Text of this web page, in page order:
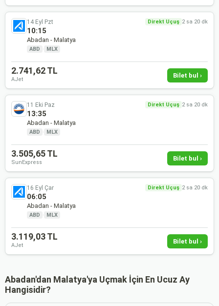
14 Eyl Pzt Direkt Uçuş 2 sa 20 dk
10:15
Abadan - Malatya
ABD · MLX
2.741,62 TL
AJet
Bilet bul ›
11 Eki Paz Direkt Uçuş 2 sa 20 dk
13:35
Abadan - Malatya
ABD · MLX
3.505,65 TL
SunExpress
Bilet bul ›
16 Eyl Çar Direkt Uçuş 2 sa 20 dk
06:05
Abadan - Malatya
ABD · MLX
3.119,03 TL
AJet
Bilet bul ›
Abadan'dan Malatya'ya Uçmak İçin En Ucuz Ay
Hangisidir?